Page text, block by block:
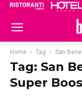
Home Tag San
Tag: San
Super